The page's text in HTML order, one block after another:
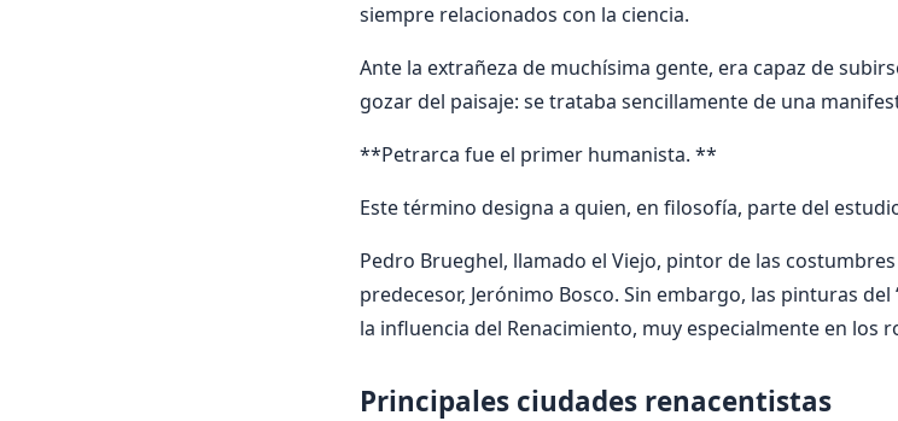
siempre relacionados con la ciencia.
Ante la extrañeza de muchísima gente, era capaz de
gozar del paisaje: se trataba sencillamente de una
**Petrarca fue el primer humanista. **
Este término designa a quien, en filosofía, parte del
Pedro Brueghel, llamado el Viejo, pintor de las
predecesor, Jerónimo Bosco. Sin embargo, las pinturas
la influencia del Renacimiento, muy especialmente en los
Principales ciudades renacentistas